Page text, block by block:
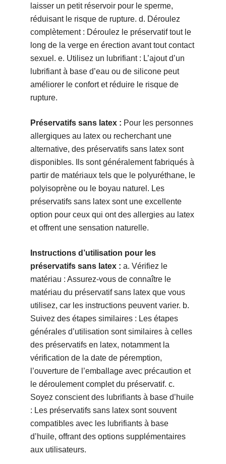
laisser un petit réservoir pour le sperme,
réduisant le risque de rupture. d. Déroulez
complètement : Déroulez le préservatif tout le
long de la verge en érection avant tout contact
sexuel. e. Utilisez un lubrifiant : L’ajout d’un
lubrifiant à base d’eau ou de silicone peut
améliorer le confort et réduire le risque de
rupture.
Préservatifs sans latex : Pour les personnes
allergiques au latex ou recherchant une
alternative, des préservatifs sans latex sont
disponibles. Ils sont généralement fabriqués à
partir de matériaux tels que le polyuréthane, le
polyisoprène ou le boyau naturel. Les
préservatifs sans latex sont une excellente
option pour ceux qui ont des allergies au latex
et offrent une sensation naturelle.
Instructions d’utilisation pour les
préservatifs sans latex : a. Vérifiez le
matériau : Assurez-vous de connaître le
matériau du préservatif sans latex que vous
utilisez, car les instructions peuvent varier. b.
Suivez des étapes similaires : Les étapes
générales d’utilisation sont similaires à celles
des préservatifs en latex, notamment la
vérification de la date de péremption,
l’ouverture de l’emballage avec précaution et
le déroulement complet du préservatif. c.
Soyez conscient des lubrifiants à base d’huile
: Les préservatifs sans latex sont souvent
compatibles avec les lubrifiants à base
d’huile, offrant des options supplémentaires
aux utilisateurs.